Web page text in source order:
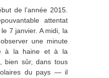
de l’année 2015.
attentat
7 janvier. A midi, la
une minute
à la haine et à la
bien sûr, dans tous
du pays — il